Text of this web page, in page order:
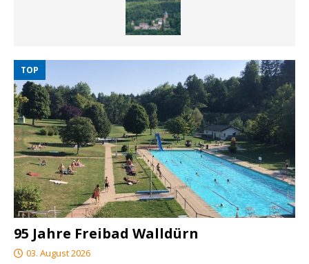
TOP
95 Jahre Freibad Walldürn
03. August 2026